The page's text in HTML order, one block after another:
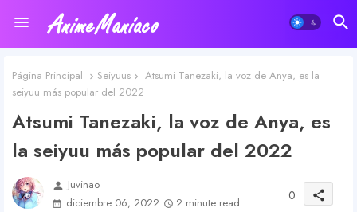
Página Principal Seiyuus
Atsumi Tanezaki, la voz de Anya, es la
seiyuu más popular del 2022
Atsumi Tanezaki, la voz de Anya, es
la seiyuu más popular del 2022
person Juvinao
diciembre 06, 2022
2 minute read 0 share